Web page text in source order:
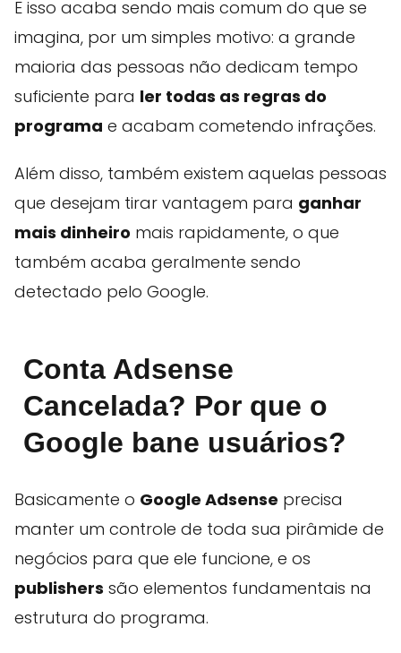
E isso acaba sendo mais comum do que se
imagina, por um simples motivo: a grande
maioria das pessoas não dedicam tempo
suficiente para ler todas as regras do
programa e acabam cometendo infrações.
Além disso, também existem aquelas pessoas
que desejam tirar vantagem para ganhar
mais dinheiro mais rapidamente, o que
também acaba geralmente sendo
detectado pelo Google.
Conta Adsense
Cancelada? Por que o
Google bane usuários?
Basicamente o Google Adsense precisa
manter um controle de toda sua pirâmide de
negócios para que ele funcione, e os
publishers são elementos fundamentais na
estrutura do programa.